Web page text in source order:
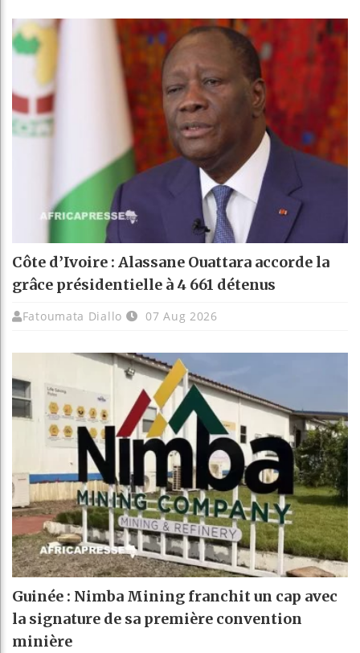
Côte d’Ivoire : Alassane Ouattara accorde la
grâce présidentielle à 4 661 détenus
Fatoumata Diallo 07 Aug 2026
Guinée : Nimba Mining franchit un cap avec
la signature de sa première convention
minière